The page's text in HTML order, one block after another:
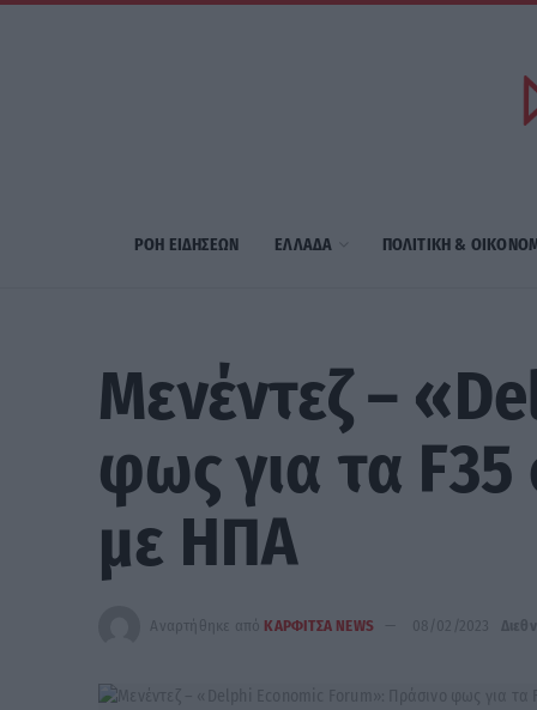
ΡΟΗ ΕΙΔΗΣΕΩΝ ΕΛΛΑΔΑ ΠΟΛΙΤΙΚΗ &
Μενέντεζ –
φως για τα
με ΗΠΑ
Αναρτήθηκε από ΚΑΡΦΙΤΣΑ NEWS 08/02/2023